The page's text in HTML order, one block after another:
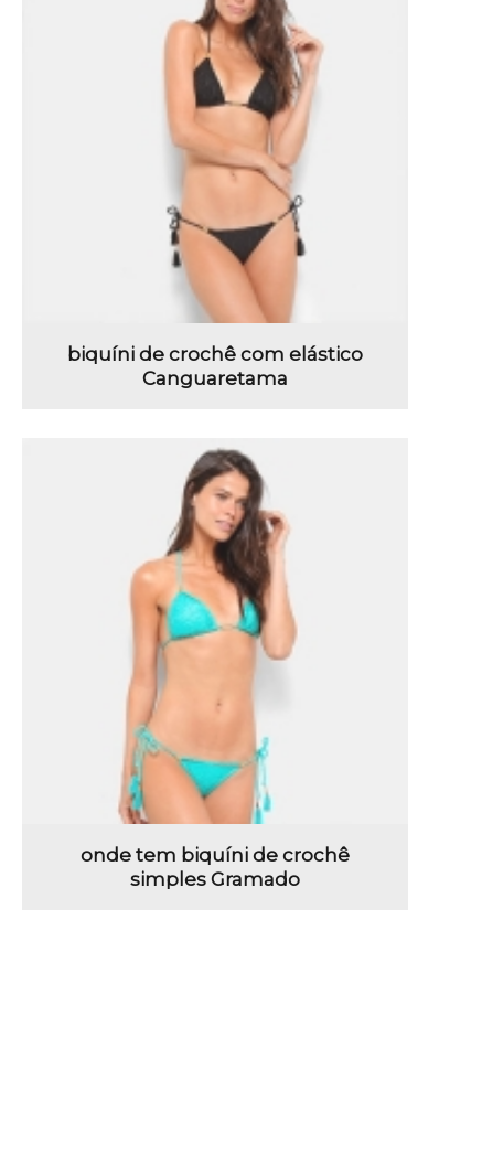
biquíni de crochê com elástico
Canguaretama
onde tem biquíni de crochê
simples Gramado